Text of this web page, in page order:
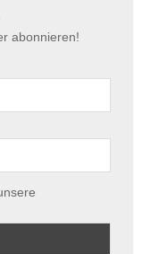
abonnieren!